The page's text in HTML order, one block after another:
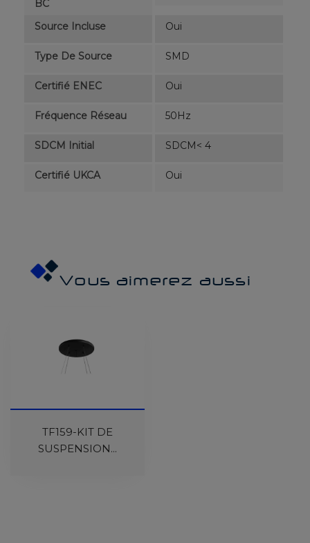
BC
Source Incluse Oui
Type De Source SMD
Certifié ENEC Oui
Fréquence Réseau 50Hz
SDCM Initial SDCM< 4
Certifié UKCA Oui
Vous aimerez aussi
TF159-KIT DE
SUSPENSION...